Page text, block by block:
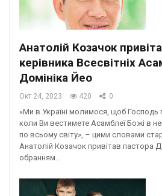
Анатолій Козачок
керівника Всесвітніх
Домініка Йео
Окт 24, 2023 420 0
«Ми в Україні молимося, щоб Господь
коли Ви вестимете Асамблеї Божі в
по всьому світу», – цими словами
Анатолій Козачок привітав пастора
обранням…